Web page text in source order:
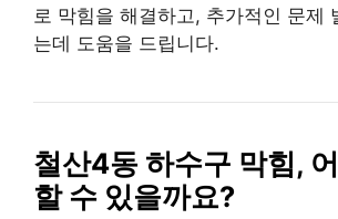
로 막힘을 해결하고, 추가적인 문제
는데 도움을 드립니다.
철산4동 하수구 막힘,
할 수 있을까요?